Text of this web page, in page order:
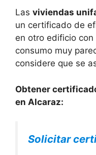
Las viviendas
un certificado de
en otro edificio
consumo muy
considere que se
Obtener
en Alcaraz:
Solicitar